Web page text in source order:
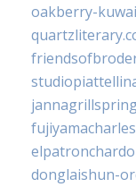
oakberry-
donglaishun-